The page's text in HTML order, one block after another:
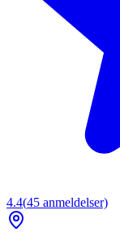
4.4(45 anmeldelser)